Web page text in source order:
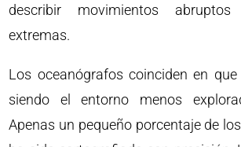
describir movimientos
extremas.
Los oceanógrafos coinciden en
siendo el entorno menos
Apenas un pequeño porcentaje de